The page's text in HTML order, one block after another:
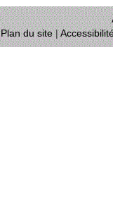
Plan du site|